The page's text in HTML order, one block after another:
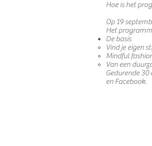
Hoe is het
Op 19
Het
De basis
Vind je eigen
Mindful
Van een
Gedurende
en Facebook.